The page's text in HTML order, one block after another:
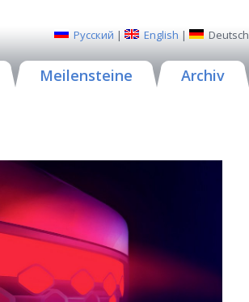
Русский | English | Deutsch
Meilensteine Archiv